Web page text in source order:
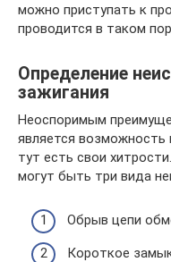
можно приступать к
проводится в таком
Определение
зажигания
Неоспоримым
является возможность
тут есть свои
могут быть три вида
Обрыв цепи
Короткое